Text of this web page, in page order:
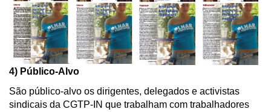
4) Público-Alvo
São público-alvo os dirigentes, delegados e activistas
sindicais da CGTP-IN que trabalham com trabalhadores